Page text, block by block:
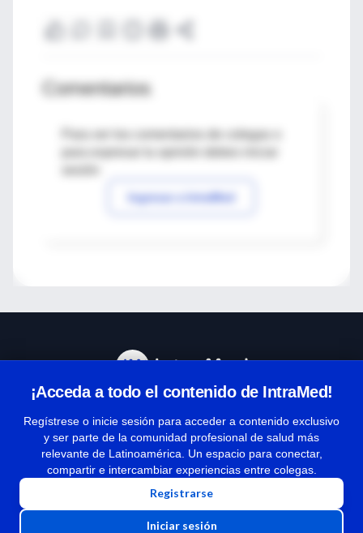
Comentarios
Para ver los comentarios de colegas o
Ingresar a IntraMed
¡Acceda a todo el contenido de IntraMed!
Regístrese o inicie sesión para acceder a contenido exclusivo
y ser parte de la comunidad profesional de salud más
relevante de Latinoamérica. Un espacio para conectar,
compartir e intercambiar experiencias entre colegas.
Registrarse
Iniciar sesión
Términos y condiciones
| Políticas de privacidad
| Todos los derechos reservados | Copyright 1997-2026